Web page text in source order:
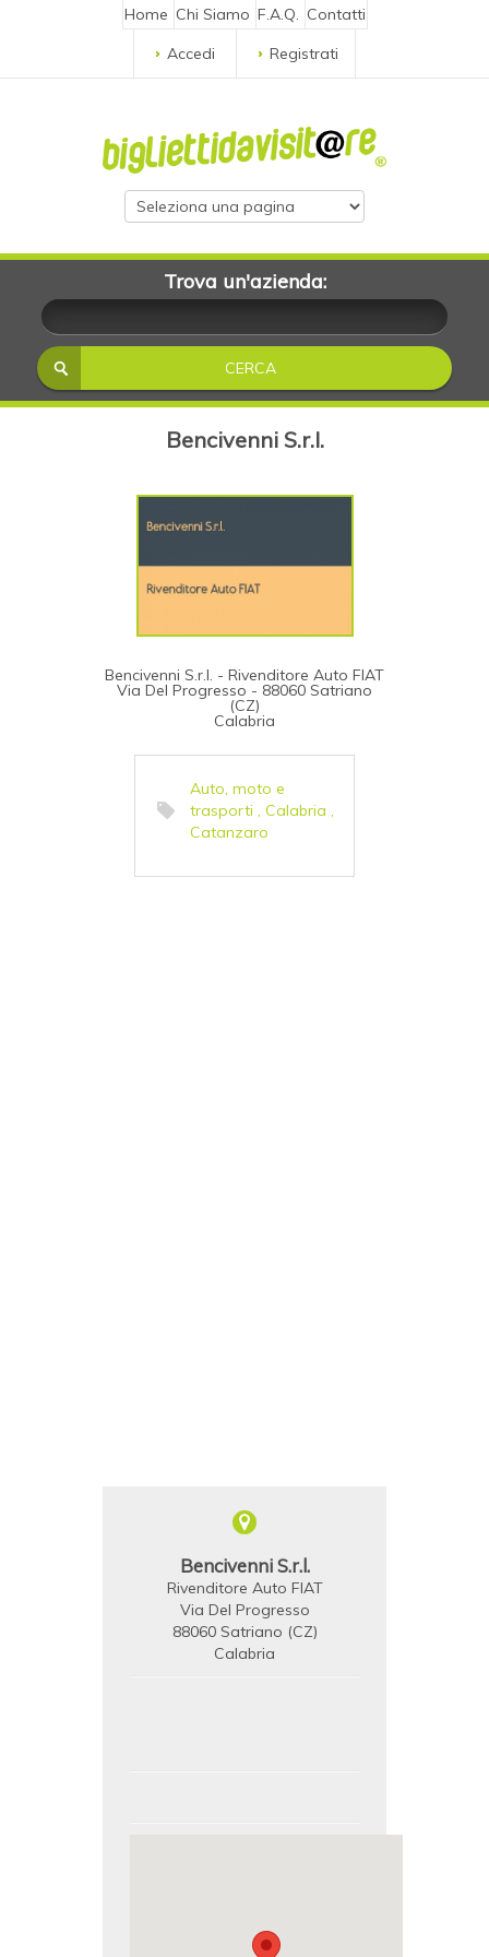
Home Chi Siamo F.A.Q. Contatti
Accedi
Registrati
Trova un'azienda:
Bencivenni S.r.l.
Bencivenni S.r.l. - Rivenditore Auto FIAT
Via Del Progresso - 88060 Satriano
(CZ)
Calabria
Auto, moto e
trasporti , Calabria ,
Catanzaro
Bencivenni S.r.l.
Rivenditore Auto FIAT
Via Del Progresso
88060 Satriano (CZ)
Calabria